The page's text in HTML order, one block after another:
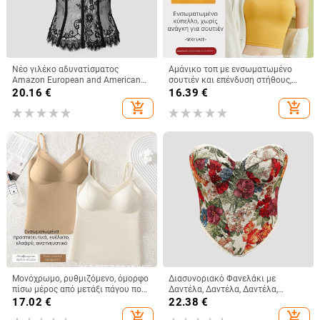
Νέο γιλέκο αδυνατίσματος
Amazon European and American
Street Spice Girl Lace Eyelashes
Γυναικείο 9018
20.16 €
add_shopping_cart
Αμάνικο τοπ με ενσωματωμένο
σουτιέν και επένδυση στήθους,
βαμβακερό, κοντό μήκος, τιράντες
16.39 €
add_shopping_cart
Μονόχρωμο, ρυθμιζόμενο, όμορφο
πίσω μέρος από μετάξι πάγου που
δεν αφήνει σημάδια, λεπτή,
αναπνεύσιμη μπλούζα με σταθερή
17.02 €
Διασυνοριακό Φανελάκι με
Δαντέλα, Δαντέλα, Δαντέλα,
Γαλλική, Niche, Ψαροκόκαλο, με
Στάμπα, Ρετρό, Λουλούδια, Ξένο
22.38 €